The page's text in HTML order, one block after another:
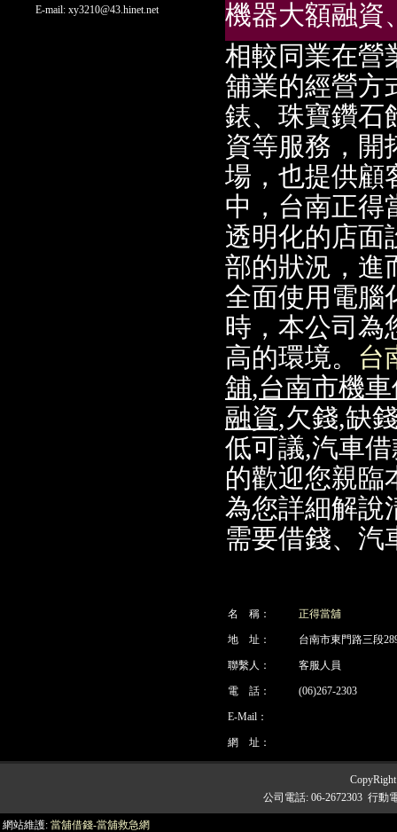
E-mail: xy3210@43.hinet.net
機器大額融資
相較同業在營
舖業的經營方
錶、珠寶鑽石
資等服務，開
場，也提供顧
中，台南正得
透明化的店面
部的狀況，進
全面使用電腦
時，本公司為
高的環境。 台
舖,台南市機
融資,欠錢,缺
低可議,汽車
的歡迎您親臨
為您詳細解說
需要借錢、汽
名 稱： 正得當舖
地 址： 台南市東門路三段
聯繫人： 客服人員
電 話： (06)267-2303
E-Mail：
網 址：
公司電話: 06-2672303 行動
網站維護: 當舖借錢-當舖救急網